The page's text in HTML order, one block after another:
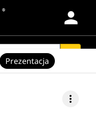
person
more_vert
Prezentacja